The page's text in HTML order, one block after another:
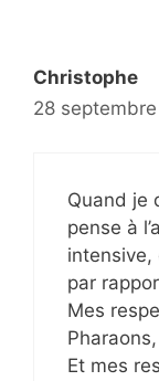
Christophe
28
Quand je
pense à
intensive,
par
Mes
Et mes